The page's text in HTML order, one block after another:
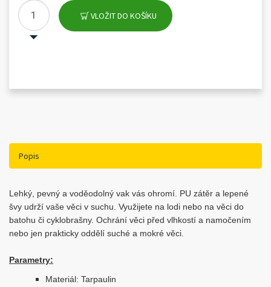
VLOŽIT DO KOŠÍKU
Popis
Lehký, pevný a voděodolný vak vás ohromí. PU zátěr a lepené
švy udrží vaše věci v suchu. Využijete na lodi nebo na věci do
batohu či cyklobrašny. Ochrání věci před vlhkostí a namočením
nebo jen prakticky oddělí suché a mokré věci.
Parametry:
Materiál: Tarpaulin